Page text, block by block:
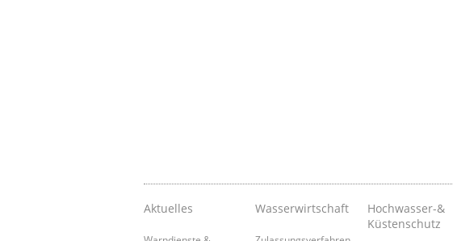
Aktuelles Wasserwirtschaft
Hochwasser-&
Küstenschutz